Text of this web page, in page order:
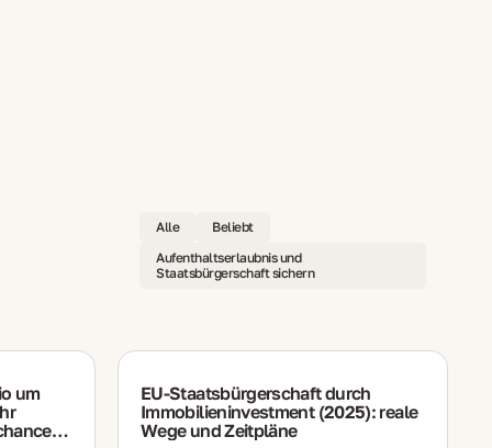
um
Alle
Beliebt
Aufenthaltserlaubnis und
Staatsbürgerschaft sichern
EU‑Staatsbürgerschaft durch
Immobilieninvestment (2025): reale
Wege und Zeitpläne